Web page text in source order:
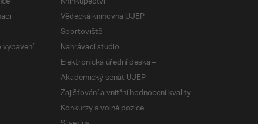
Vědecká knihovna UJEP
Sportoviště
Nahrávací studio
Elektronická úřední deska –
Akademický senát UJEP
Zajišťování a vnitřní hodnocení kvality
Konkurzy a volné pozice